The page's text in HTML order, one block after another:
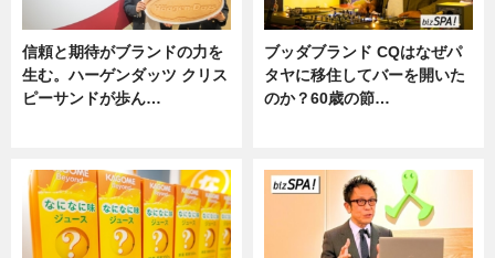
信頼と期待がブランドの力を
生む。ハーゲンダッツ クリス
ピーサンドが歩ん…
ブッダブランド CQはなぜパ
タヤに移住してバーを開いた
のか？60歳の節…